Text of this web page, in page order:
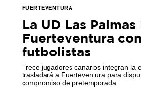
FUERTEVENTURA
La UD Las
Fuerteventura con
futbolistas
Trece jugadores canarios integran la
trasladará a Fuerteventura para
compromiso de pretemporada